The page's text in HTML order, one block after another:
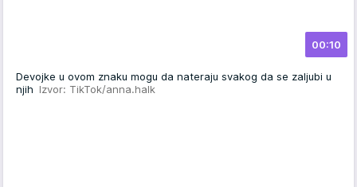
00:10
Devojke u ovom znaku mogu da nateraju svakog da se zaljubi u
njih Izvor: TikTok/anna.halk